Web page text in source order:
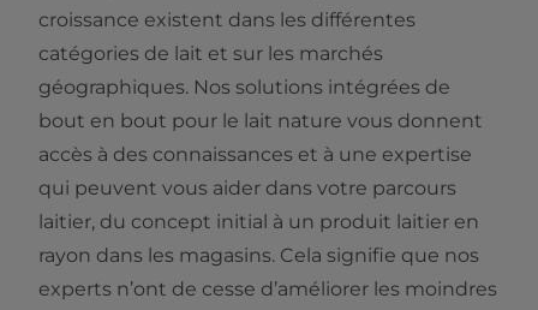
croissance existent dans les différentes
catégories de lait et sur les marchés
géographiques. Nos solutions intégrées de
bout en bout pour le lait nature vous donnent
accès à des connaissances et à une expertise
qui peuvent vous aider dans votre parcours
laitier, du concept initial à un produit laitier en
rayon dans les magasins. Cela signifie que nos
experts n’ont de cesse d’améliorer les moindres